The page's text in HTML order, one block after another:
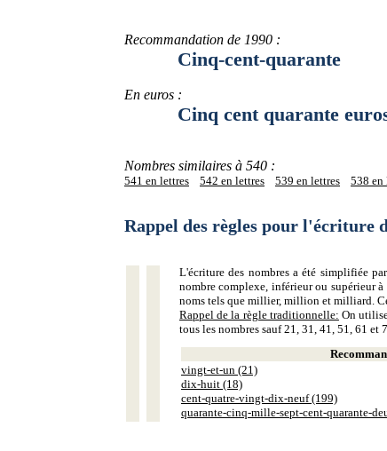
Recommandation de 1990 :
Cinq-cent-quarante
En euros :
Cinq cent quarante
Nombres similaires à 540 :
541 en lettres 542 en lettres 539 en lettres 538 en
Rappel des règles pour l'écriture
L'écriture des nombres a été simplifiée
nombre complexe, inférieur ou supérieur
noms tels que millier, million et milliard.
Rappel de la règle traditionnelle: On
tous les nombres sauf 21, 31, 41, 51, 61 et
vingt-et-un (21)
dix-huit (18)
cent-quatre-vingt-dix-neuf (199)
quarante-cinq-mille-sept-cent-quarante-